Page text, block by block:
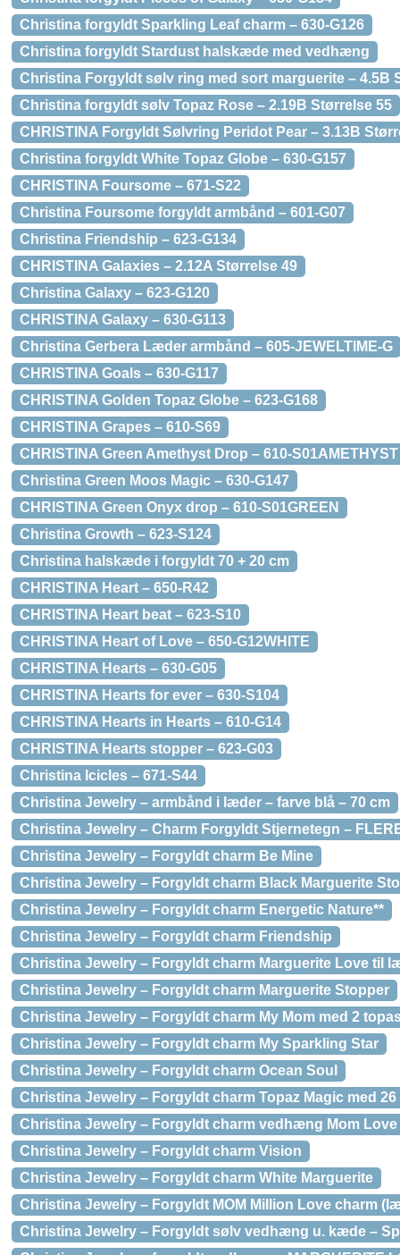
Christina forgyldt Sparkling Leaf charm – 630-G126
Christina forgyldt Stardust halskæde med vedhæng
Christina Forgyldt sølv ring med sort marguerite – 4.5B
Christina forgyldt sølv Topaz Rose – 2.19B Størrelse 55
CHRISTINA Forgyldt Sølvring Peridot Pear – 3.13B
Christina forgyldt White Topaz Globe – 630-G157
CHRISTINA Foursome – 671-S22
Christina Foursome forgyldt armbånd – 601-G07
Christina Friendship – 623-G134
CHRISTINA Galaxies – 2.12A Størrelse 49
Christina Galaxy – 623-G120
CHRISTINA Galaxy – 630-G113
Christina Gerbera Læder armbånd – 605-JEWELTIME-G
CHRISTINA Goals – 630-G117
CHRISTINA Golden Topaz Globe – 623-G168
CHRISTINA Grapes – 610-S69
CHRISTINA Green Amethyst Drop – 610-S01AMETHYST
Christina Green Moos Magic – 630-G147
CHRISTINA Green Onyx drop – 610-S01GREEN
Christina Growth – 623-S124
Christina halskæde i forgyldt 70 + 20 cm
CHRISTINA Heart – 650-R42
CHRISTINA Heart beat – 623-S10
CHRISTINA Heart of Love – 650-G12WHITE
CHRISTINA Hearts – 630-G05
CHRISTINA Hearts for ever – 630-S104
CHRISTINA Hearts in Hearts – 610-G14
CHRISTINA Hearts stopper – 623-G03
Christina Icicles – 671-S44
Christina Jewelry – armbånd i læder – farve blå – 70 cm
Christina Jewelry – Charm Forgyldt Stjernetegn –
Christina Jewelry – Forgyldt charm Be Mine
Christina Jewelry – Forgyldt charm Black Marguerite
Christina Jewelry – Forgyldt charm Energetic Nature**
Christina Jewelry – Forgyldt charm Friendship
Christina Jewelry – Forgyldt charm Marguerite Love til
Christina Jewelry – Forgyldt charm Marguerite Stopper
Christina Jewelry – Forgyldt charm My Mom med 2
Christina Jewelry – Forgyldt charm My Sparkling Star
Christina Jewelry – Forgyldt charm Ocean Soul
Christina Jewelry – Forgyldt charm Topaz Magic med
Christina Jewelry – Forgyldt charm vedhæng Mom Love
Christina Jewelry – Forgyldt charm Vision
Christina Jewelry – Forgyldt charm White Marguerite
Christina Jewelry – Forgyldt MOM Million Love charm
Christina Jewelry – Forgyldt sølv vedhæng u. kæde –